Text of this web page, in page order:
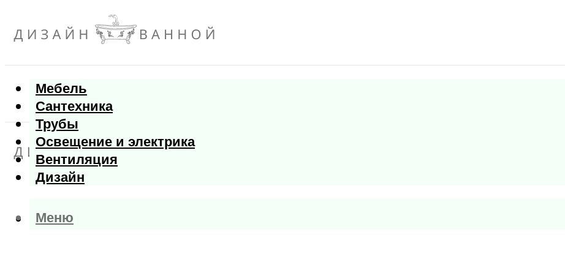
Мебель
Сантехника
Трубы
Освещение и электрика
Вентиляция
Дизайн
Меню
Меню